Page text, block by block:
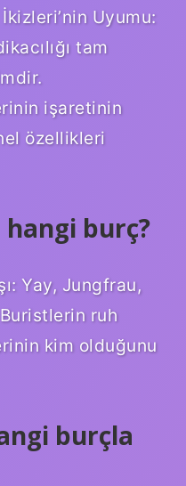
Uyumu:
tam
işaretinin
özellikleri
burç?
Yay, Jungfrau,
ruh
kim olduğunu
burçla